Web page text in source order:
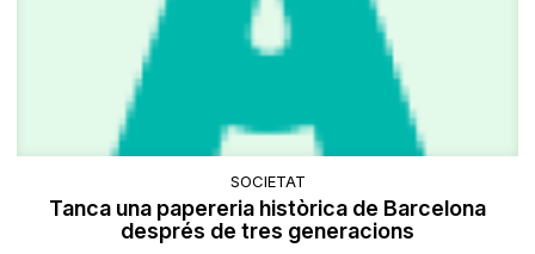
SOCIETAT
Tanca una papereria històrica de Barcelona
després de tres generacions